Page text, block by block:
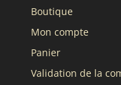
Boutique
Mon compte
Panier
Validation de la